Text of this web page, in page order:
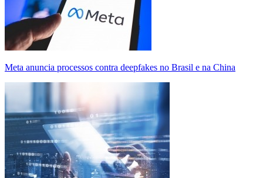
Meta anuncia processos contra deepfakes no Brasil e na China